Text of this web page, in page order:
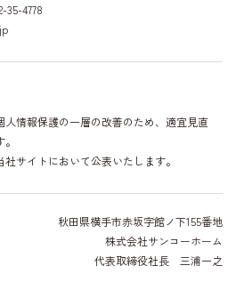
35-4778
情報保護の一層の改善のため、適宜見直
サイトにおいて公表いたします。
秋田県横手市赤坂字館ノ下155番地
株式会社サンコーホーム
代表取締役社長 三浦一之